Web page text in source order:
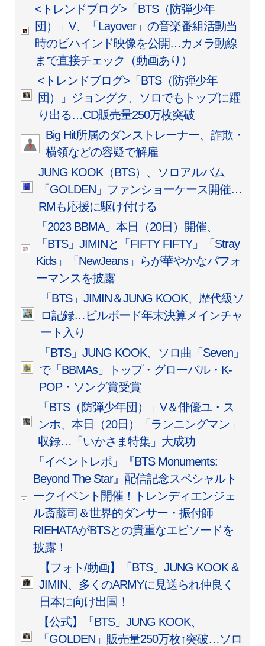
<トレンドブログ>「BTS（防弾少年
団）」V、「Layover」の音楽番組活動当
時のビハインド映像を公開…カメラ動線
まで直接チェック（動画あり）
<トレンドブログ>「BTS（防弾少年
団）」ジョングク、ソロでもトップに躍
り出る…CD販売量250万枚突破
Big Hit所属のダンストレーナー、詐欺・
横領などの容疑で解雇
JUNG KOOK（BTS）、ソロアルバム
「GOLDEN」ファンショーケース開催…
RMも応援に駆け付ける
「2023 BBMA」本日（20日）開催、
「BTS」JIMINと「FIFTY FIFTY」「Stray
Kids」「NewJeans」らが華やかなパフォ
ーマンスを披露
「BTS」JIMIN＆JUNG KOOK、歴代級ソ
ロ記録…ビルボード年末決算メインチャ
ート入り
「BTS」JUNG KOOK、ソロ曲「Seven」
で「BBMAs」トップ・グローバル・K-
POP・ソング賞受賞
「BTS（防弾少年団）」V＆俳優ユ・ス
ンホ、本日（20日）「ランニングマン」
収録…「いかさま特集」大成功
「イベントレポ」『BTS Monuments:
Beyond The Star』配信記念スペシャルト
ークイベント開催！トレンディエンジェ
ル斎藤司＆世界的ダンサー・振付師
RIEHATAがBTSとの貴重なエピソードを
披露！
【フォト/動画】「BTS」JUNG KOOK &
JIMIN、多くのARMYに見送られ仲良く
日本に向け出国！
【公式】「BTS」JUNG KOOK、
「GOLDEN」販売量250万枚↑突破…ソロ